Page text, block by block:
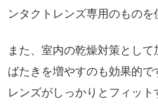
ンタクトレンズ専用のものを
また、室内の乾燥対策とし
ばたきを増やすのも効果的で
レンズがしっかりとフィット